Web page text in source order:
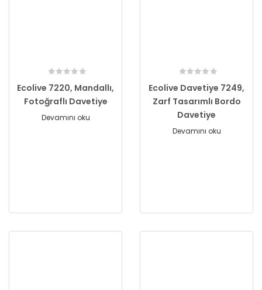
Ecolive 7220, Mandallı,
Fotoğraflı Davetiye
Devamını oku
Ecolive Davetiye 7249,
Zarf Tasarımlı Bordo
Davetiye
Devamını oku